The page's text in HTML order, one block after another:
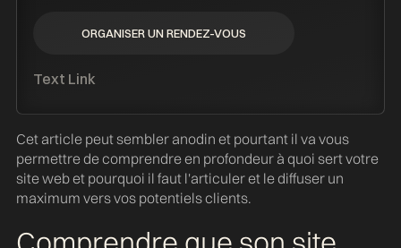
Cet article peut sembler anodin et pourtant il va vous
permettre de comprendre en profondeur à quoi sert votre
site web et pourquoi il faut l'articuler et le diffuser un
maximum vers vos potentiels clients.
ORGANISER UN RENDEZ-VOUS
Text Link